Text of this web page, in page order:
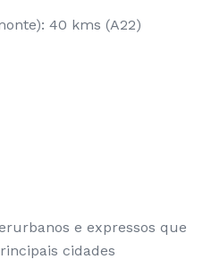
40 kms (A22)
e expressos que
cidades